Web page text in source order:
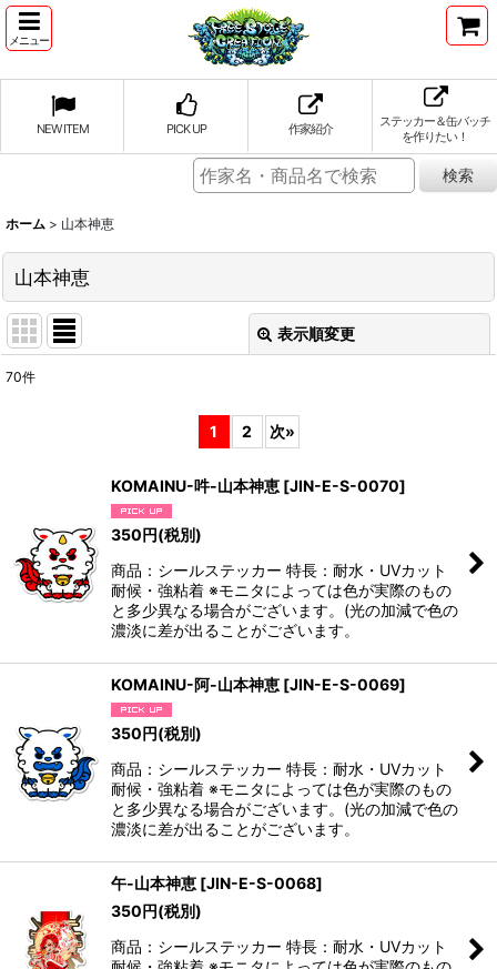
メニュー
NEW ITEM PICK UP 作家紹介
ステッカー＆缶バッチ
を作りたい！
ホーム > 山本神恵
山本神恵
表示順変更
70件
1 2 次»
KOMAINU-吽-山本神恵 [JIN-E-S-0070]
350円(税別)
商品：シールステッカー 特長：耐水・UVカット
耐候・強粘着 ※モニタによっては色が実際のもの
と多少異なる場合がございます。(光の加減で色の
濃淡に差が出ることがございます。
KOMAINU-阿-山本神恵 [JIN-E-S-0069]
350円(税別)
商品：シールステッカー 特長：耐水・UVカット
耐候・強粘着 ※モニタによっては色が実際のもの
と多少異なる場合がございます。(光の加減で色の
濃淡に差が出ることがございます。
午-山本神恵 [JIN-E-S-0068]
350円(税別)
商品：シールステッカー 特長：耐水・UVカット